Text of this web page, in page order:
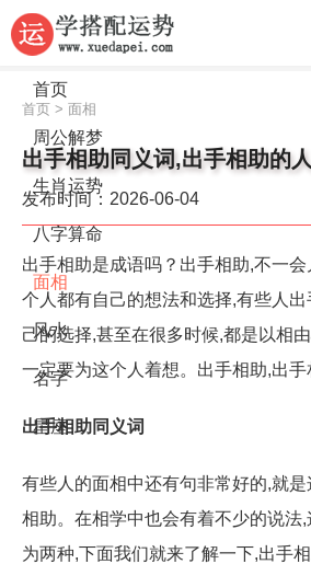
首页
周公解梦
生肖运势
八字算命
面相
风水
名字
星座
首页 > 面相
出手相助同义词,出手相助的
发布时间：2026-06-04
出手相助是成语吗？出手相助,不一
个人都有自己的想法和选择,有些人
己的选择,甚至在很多时候,都是以相
一定要为这个人着想。出手相助,出手
出手相助同义词
有些人的面相中还有句非常好的,就
相助。在相学中也会有着不少的说法
为两种,下面我们就来了解一下,出手